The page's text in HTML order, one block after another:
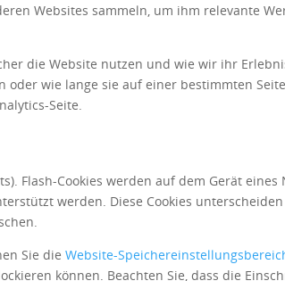
Websites sammeln, um ihm relevante
die Website nutzen und wie wir ihr
oder wie lange sie auf einer bestimmten
Seite.
Flash-Cookies werden auf dem Gerät eines
werden. Diese Cookies
Sie dieWebsite-
können. Beachten Sie, dass die